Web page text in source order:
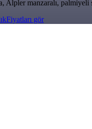
Alpler manzaralı,
Fiyatları gör